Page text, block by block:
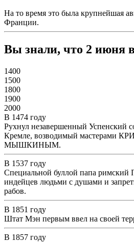
На то время это была крупнейшая
Франции.
Вы знали, что 2 июня
1400
1500
1800
1900
2000
В 1474 году
Рухнул незавершенный Успенский
Кремле, возводимый мастерами
МЫШКИНЫМ.
В 1537 году
Специальной буллой папа римский
индейцев людьми с душами и
рабов.
В 1851 году
Штат Мэн первым ввел на своей
В 1857 году